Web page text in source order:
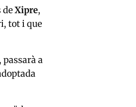
deXipre,
tot i que
a